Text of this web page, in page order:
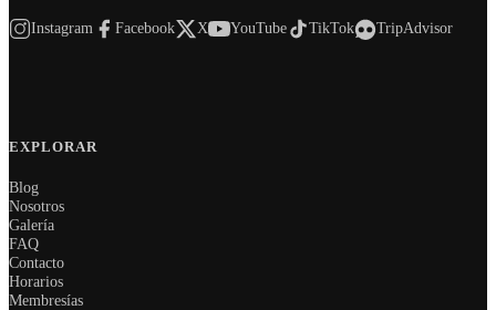
Instagram Facebook X YouTube TikTok TripAdvisor
EXPLORAR
Blog
Nosotros
Galería
FAQ
Contacto
Horarios
Membresías